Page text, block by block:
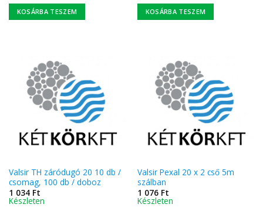
KOSÁRBA TESZEM KOSÁRBA TESZEM
Valsir TH záródugó 20 10 db /
csomag, 100 db / doboz
1 034 Ft
Készleten
Valsir Pexal 20 x 2 cső 5m
szálban
1 076 Ft
Készleten